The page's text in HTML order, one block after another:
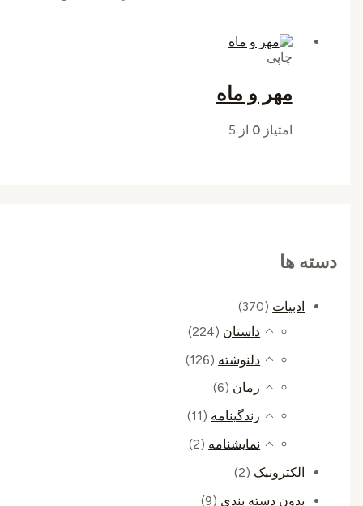
دسته ها
ادبیات (370)
داستان (224)
دلنوشته (126)
رمان (6)
زندگینامه (11)
نمایشنامه (2)
الکترونیک (2)
بدون دسته بندی (9)
چاپی
مهر و ماه
امتیاز0از 5